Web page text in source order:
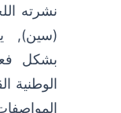
نشرته
(سين),
بشكل
الوطنية
المواصفات